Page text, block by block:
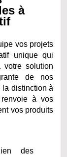
à
vos projets
unique qui
votre solution
de nos
distinction à
à vos
vos produits
des